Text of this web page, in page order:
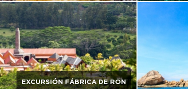
EXCURSIÓN FÁBRICA DE RON